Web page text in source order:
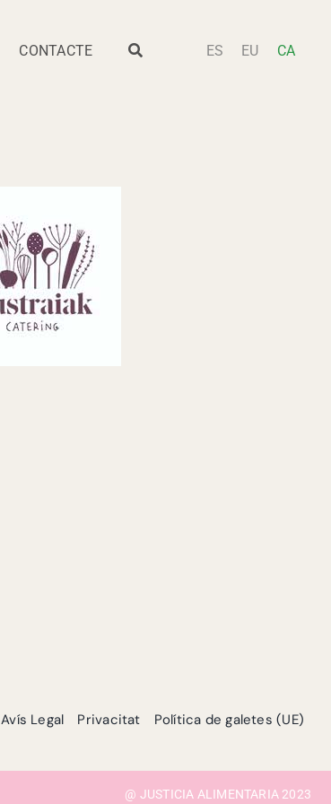
CONTACTE ES EU CA
Avís Legal
Privacitat Política de galetes (UE)
@ JUSTICIA ALIMENTARIA 2023